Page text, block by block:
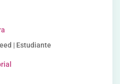
| Estudiante